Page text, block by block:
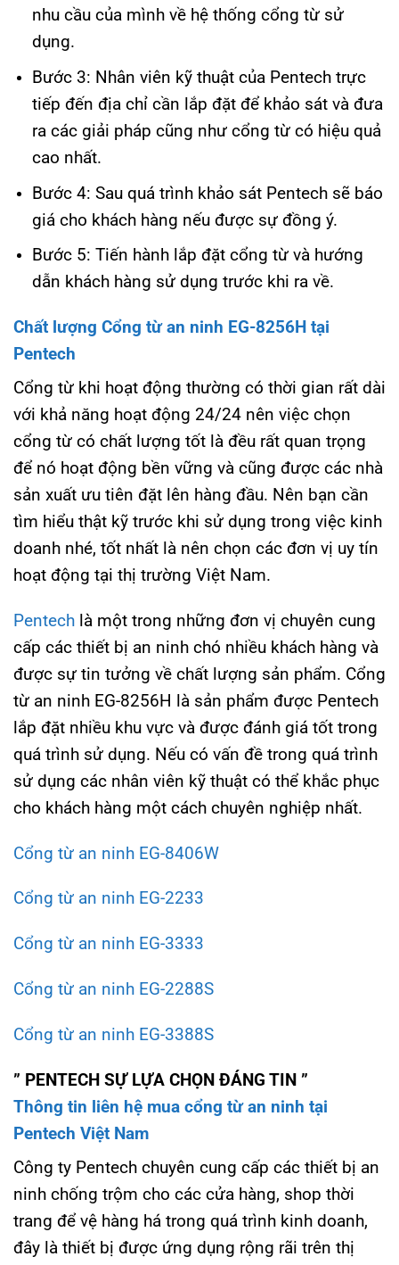
nhu cầu của mình về hệ thống cổng từ sử
dụng.
Bước 3: Nhân viên kỹ thuật của Pentech trực
tiếp đến địa chỉ cần lắp đặt để khảo sát và đưa
ra các giải pháp cũng như cổng từ có hiệu quả
cao nhất.
Bước 4: Sau quá trình khảo sát Pentech sẽ báo
giá cho khách hàng nếu được sự đồng ý.
Bước 5: Tiến hành lắp đặt cổng từ và hướng
dẫn khách hàng sử dụng trước khi ra về.
Chất lượng Cổng từ an ninh EG-8256H tại
Pentech
Cổng từ khi hoạt động thường có thời gian rất dài
với khả năng hoạt động 24/24 nên việc chọn
cổng từ có chất lượng tốt là đều rất quan trọng
để nó hoạt động bền vững và cũng được các nhà
sản xuất ưu tiên đặt lên hàng đầu. Nên bạn cần
tìm hiểu thật kỹ trước khi sử dụng trong việc kinh
doanh nhé, tốt nhất là nên chọn các đơn vị uy tín
hoạt động tại thị trường Việt Nam.
Pentech là một trong những đơn vị chuyên cung
cấp các thiết bị an ninh chó nhiều khách hàng và
được sự tin tưởng về chất lượng sản phẩm. Cổng
từ an ninh EG-8256H là sản phẩm được Pentech
lắp đặt nhiều khu vực và được đánh giá tốt trong
quá trình sử dụng. Nếu có vấn đề trong quá trình
sử dụng các nhân viên kỹ thuật có thể khắc phục
cho khách hàng một cách chuyên nghiệp nhất.
Cổng từ an ninh EG-8406W
Cổng từ an ninh EG-2233
Cổng từ an ninh EG-3333
Cổng từ an ninh EG-2288S
Cổng từ an ninh EG-3388S
” PENTECH SỰ LỰA CHỌN ĐÁNG TIN ”
Thông tin liên hệ mua cổng từ an ninh tại
Pentech Việt Nam
Công ty Pentech chuyên cung cấp các thiết bị an
ninh chống trộm cho các cửa hàng, shop thời
trang để vệ hàng há trong quá trình kinh doanh,
đây là thiết bị được ứng dụng rộng rãi trên thị